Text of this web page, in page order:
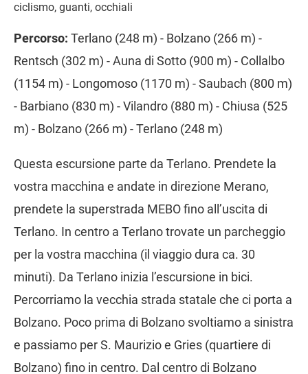
ciclismo, guanti, occhiali
Percorso: Terlano (248 m) - Bolzano (266 m) -
Rentsch (302 m) - Auna di Sotto (900 m) - Collalbo
(1154 m) - Longomoso (1170 m) - Saubach (800 m)
- Barbiano (830 m) - Vilandro (880 m) - Chiusa (525
m) - Bolzano (266 m) - Terlano (248 m)
Questa escursione parte da Terlano. Prendete la
vostra macchina e andate in direzione Merano,
prendete la superstrada MEBO fino all’uscita di
Terlano. In centro a Terlano trovate un parcheggio
per la vostra macchina (il viaggio dura ca. 30
minuti). Da Terlano inizia l’escursione in bici.
Percorriamo la vecchia strada statale che ci porta a
Bolzano. Poco prima di Bolzano svoltiamo a sinistra
e passiamo per S. Maurizio e Gries (quartiere di
Bolzano) fino in centro. Dal centro di Bolzano